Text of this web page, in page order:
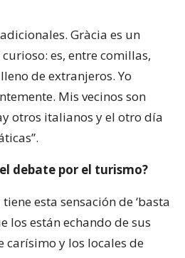
Gràcia es un
es, entre comillas,
de extranjeros. Yo
Mis vecinos son
otros italianos y el otro día
debate por el turismo?
esta sensación de ‘basta
los están echando de sus
carísimo y los locales de